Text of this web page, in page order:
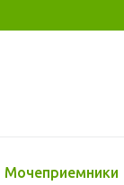
Мочеприемники